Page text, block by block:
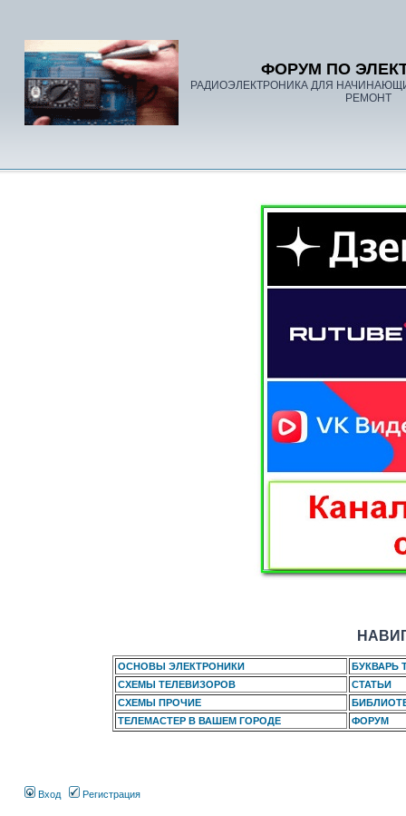
ФОРУМ ПО
РАДИОЭЛЕКТРОНИКА ДЛЯ
РЕМОНТ
ОСНОВЫ ЭЛЕКТРОНИКИ
БУКВАРЬ
СХЕМЫ ТЕЛЕВИЗОРОВ
СТАТЬИ
СХЕМЫ ПРОЧИЕ
ТЕЛЕМАСТЕР В ВАШЕМ ГОРОДЕ
ФОРУМ
Вход Регистрация